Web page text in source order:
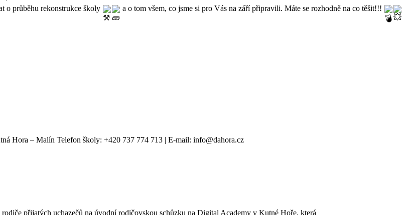
o průběhu rekonstrukce školy
a o tom všem, co jsme si pro Vás na září připravili. Máte se rozhodně na co těšit!!!
Hora – Malín Telefon školy: +420 737 774 713 | E-mail: info@dahora.cz
přijatých uchazečů na úvodní rodičovskou schůzku na Digital Academy v Kutné Hoře, která